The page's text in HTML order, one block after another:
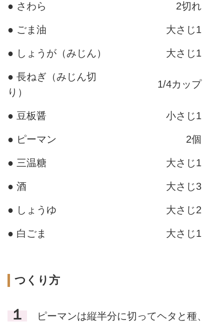
● さわら 2切れ
● ごま油 大さじ1
● しょうが（みじん） 大さじ1
● 長ねぎ（みじん切
り）
1/4カップ
● 豆板醤 小さじ1
● ピーマン 2個
● 三温糖 大さじ1
● 酒 大さじ3
● しょうゆ 大さじ2
● 白ごま 大さじ1
つくり方
１
ピーマンは縦半分に切ってヘタと種、